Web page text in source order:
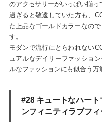
のアクセサリーがいっぱい揃
過ぎると敬遠していた方も、
た上品なゴールドカラーなの
す。
モダンで流行にとらわれない
ュアルなデイリーファッショ
ルなファッションにも似合う万
#28 キュートなハー
ンフィニティラブフ